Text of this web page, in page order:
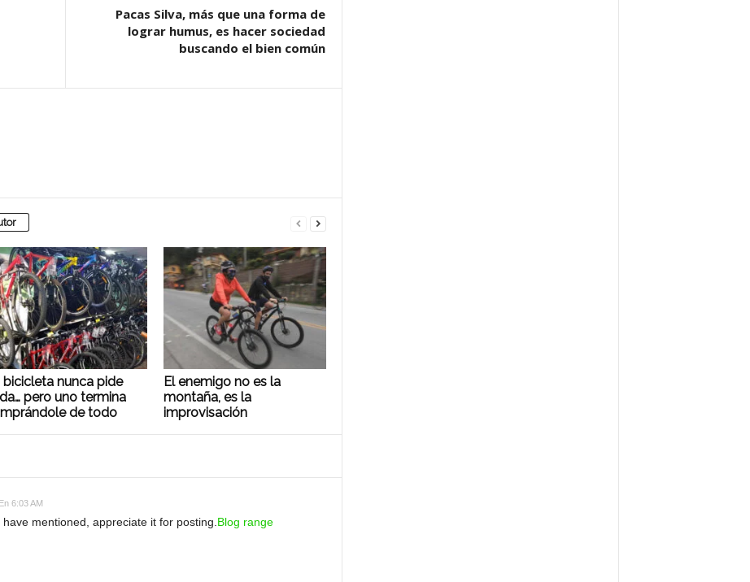
Pacas Silva, más que una forma de
lograr humus, es hacer sociedad
buscando el bien común
bicicleta nunca pide
pero uno termina
de todo
El enemigo no es la
montaña, es la
improvisación
6:03 AM
mentioned, appreciate it for posting. Blog range